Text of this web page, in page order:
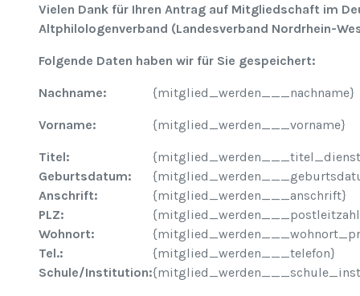
Vielen Dank für Ihren Antrag auf Mitgliedschaft im
Altphilologenverband (Landesverband Nordrhein-
Folgende Daten haben wir für Sie gespeichert:
Nachname: {mitglied_werden___nachname}
Vorname: {mitglied_werden___vorname}
Titel:
Geburtsdatum:
Anschrift:
{mitglied_werden___anschrift}
PLZ:
Wohnort:
Tel.:
{mitglied_werden___telefon}
Schule/Institution: